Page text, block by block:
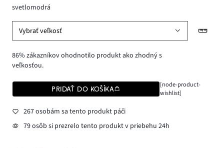
svetlomodrá
Vybrať veľkosť
86% zákazníkov ohodnotilo produkt ako zhodný s
veľkosťou.
PRIDAŤ DO KOŠÍKA
[node-product-
wishlist]
267 osobám sa tento produkt páči
79 osôb si prezrelo tento produkt v priebehu 24h